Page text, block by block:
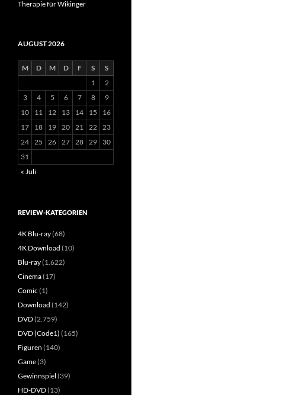
Therapie für Wikinger
AUGUST 2026
M D M D F S
S
1
2
3
4 5 6 7 8
9
10
11 12 13 14 15
16
17
18 19 20 21 22 23
24 25 26 27 28 29
30
31
« Juli
REVIEW-KATEGORIEN
4K Blu-ray(68)
4K Download (10)
Blu-ray(1.622)
Cinema(17)
Comic (1)
Download (142)
DVD(2.759)
DVD (Code1) (165)
Figuren (140)
Game(3)
Gewinnspiel (39)
HD-DVD(13)